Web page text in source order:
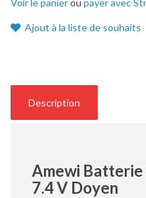
Voir le panierou payer avec
Ajout à la liste de souhaits
Description
Amewi Batterie
7.4 V Doyen